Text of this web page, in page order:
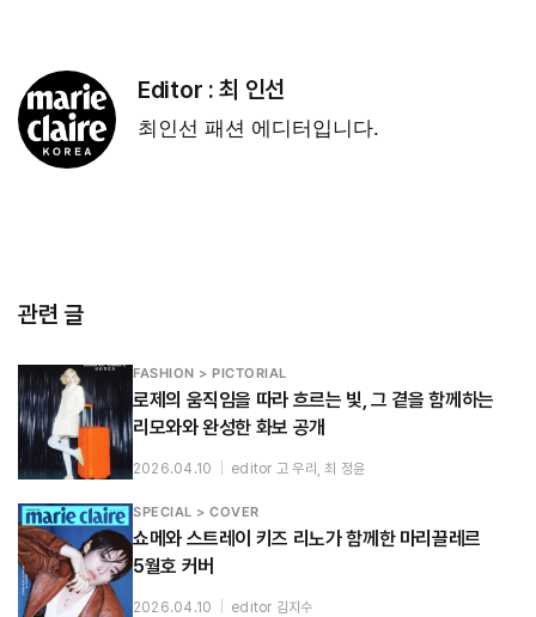
Editor :최 인선
최인선 패션 에디터입니다.
관련 글
FASHION > PICTORIAL
로제의 움직임을 따라 흐르는 빛, 그 곁을 함께하는
리모와와 완성한 화보 공개
2026.04.10 editor 고 우리, 최 정윤
SPECIAL > COVER
쇼메와 스트레이 키즈 리노가 함께한 마리끌레르
5월호 커버
2026.04.10 editor 김지수